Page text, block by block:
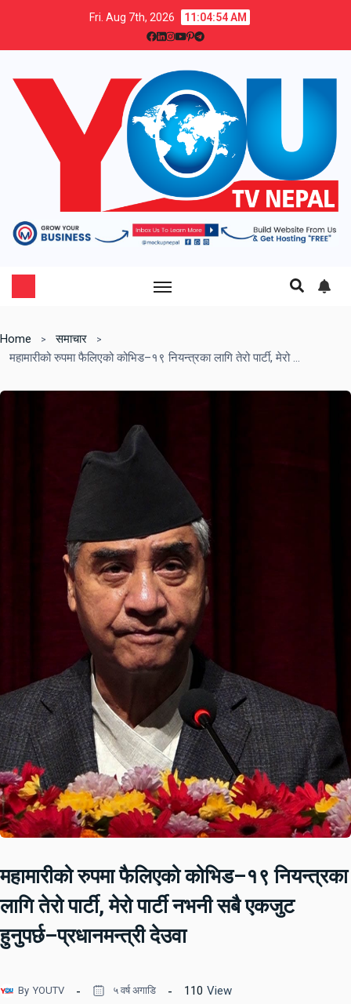
Fri. Aug 7th, 2026 11:04:55 AM
Home
समाचार
महामारीको रुपमा फैलिएको कोभिड–१९ नियन्त्रका लागि तेरो पार्टी, मेरो पार्टी नभनी सबै एकजुट हुनुपर्छ–प्रधानमन्त्री देउवा
महामारीको रुपमा फैलिएको कोभिड–१९ नियन्त्रका
लागि तेरो पार्टी, मेरो पार्टी नभनी सबै एकजुट
हुनुपर्छ–प्रधानमन्त्री देउवा
By YOUTV ५ वर्ष अगाडि 110 View